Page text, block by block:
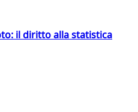
il diritto alla statistica